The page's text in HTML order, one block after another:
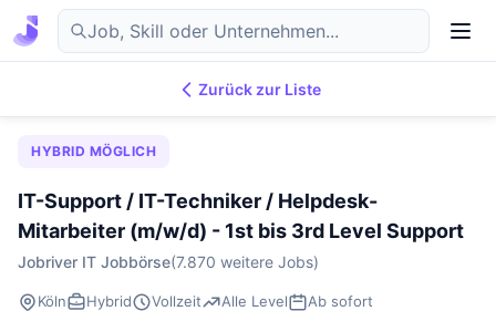
DE
Zurück zur Liste
HYBRID MÖGLICH
IT-Support / IT-Techniker / Helpdesk-
Mitarbeiter (m/w/d) - 1st bis 3rd Level Support
Jobriver IT Jobbörse(7.870 weitere Jobs)
Köln Hybrid Vollzeit Alle Level
Ab sofort